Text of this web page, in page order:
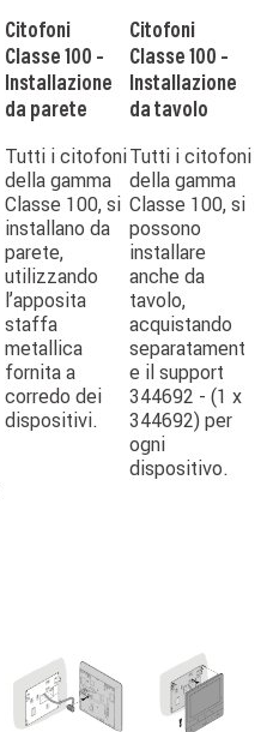
Citofoni
Classe 100 –
Installazione
da parete
Tutti i citofoni
della gamma
Classe 100, si
installano da
parete,
utilizzando
l’apposita
staffa
metallica
fornita a
corredo dei
dispositivi.
Citofoni
Classe 100 –
Installazione
da tavolo
Tutti i citofoni
della gamma
Classe 100, si
possono
installare
anche da
tavolo,
acquistando
separatament
e il support
344692 - (1 x
344692) per
ogni
dispositivo.
Image Image